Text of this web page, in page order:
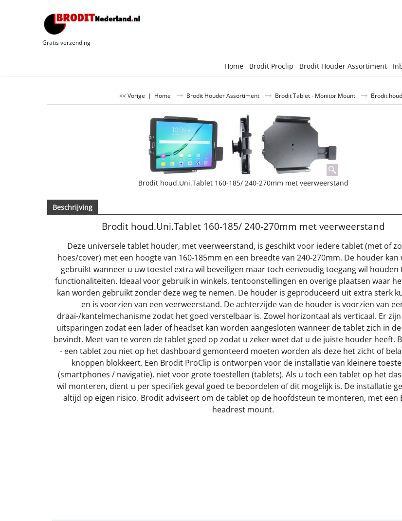
Gratis verzending
Home Brodit Proclip Brodit Houder Assortiment
<< Vorige | Home Brodit Houder Assortiment Brodit Tablet - Monitor Mount Brodit
Brodit houd.Uni.Tablet 160-185/ 240-270mm met veerweerstand
Beschrijving
Brodit houd.Uni.Tablet 160-185/ 240-270mm met veerweerstand
Deze universele tablet houder, met veerweerstand, is geschikt voor iedere tablet (met of
hoes/cover) met een hoogte van 160-185mm en een breedte van 240-270mm. De houder kan
gebruikt wanneer u uw toestel extra wil beveiligen maar toch eenvoudig toegang wil houden
functionaliteiten. Ideaal voor gebruik in winkels, tentoonstellingen en overige plaatsen waar
kan worden gebruikt zonder deze weg te nemen. De houder is geproduceerd uit extra sterk
en is voorzien van een veerweerstand. De achterzijde van de houder is voorzien van
draai-/kantelmechanisme zodat het goed verstelbaar is. Zowel horizontaal als verticaal. Er
uitsparingen zodat een lader of headset kan worden aangesloten wanneer de tablet zich in
bevindt. Meet van te voren de tablet goed op zodat u zeker weet dat u de juiste houder heeft.
- een tablet zou niet op het dashboard gemonteerd moeten worden als deze het zicht of
knoppen blokkeert. Een Brodit ProClip is ontworpen voor de installatie van kleinere
(smartphones / navigatie), niet voor grote toestellen (tablets). Als u toch een tablet op het
wil monteren, dient u per specifiek geval goed te beoordelen of dit mogelijk is. De installatie
altijd op eigen risico. Brodit adviseert om de tablet op de hoofdsteun te monteren, met een
headrest mount.